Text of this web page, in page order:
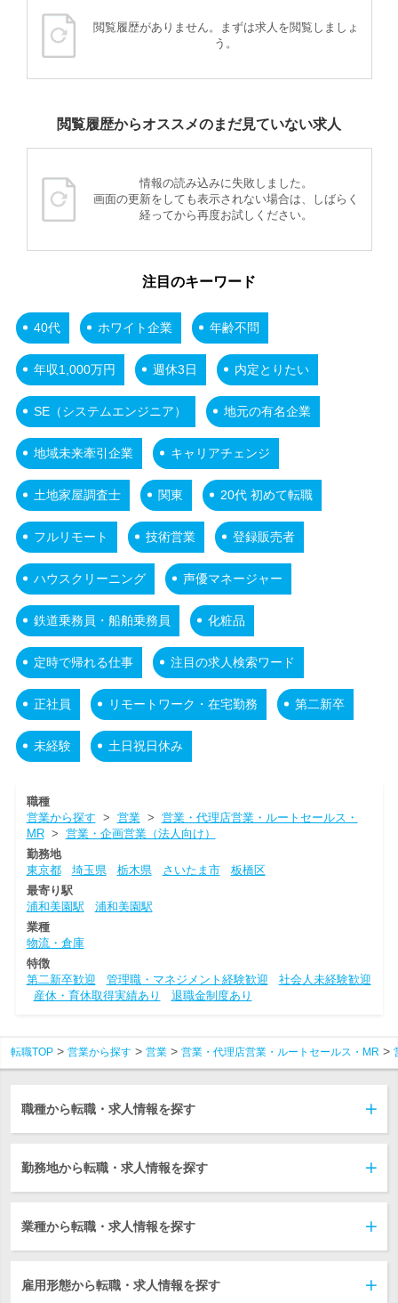
閲覧履歴がありません。まずは求人を閲覧しましょ
う。
閲覧履歴からオススメのまだ見ていない求人
情報の読み込みに失敗しました。
画面の更新をしても表示されない場合は、しばらく
経ってから再度お試しください。
注目のキーワード
40代 ホワイト企業 年齢不問
年収1,000万円 週休3日 内定とりたい
SE（システムエンジニア） 地元の有名企業
地域未来牽引企業 キャリアチェンジ
土地家屋調査士 関東 20代 初めて転職
フルリモート 技術営業 登録販売者
ハウスクリーニング 声優マネージャー
鉄道乗務員・船舶乗務員 化粧品
定時で帰れる仕事 注目の求人検索ワード
正社員 リモートワーク・在宅勤務 第二新卒
未経験 土日祝日休み
職種
営業から探す > 営業> 営業・代理店営業・ルートセールス・
MR> 営業・企画営業（法人向け）
勤務地
東京都
埼玉県 栃木県 さいたま市
板橋区
最寄り駅
浦和美園駅
浦和美園駅
業種
物流・倉庫
特徴
第二新卒歓迎
管理職・マネジメント経験歓迎
社会人未経験歓迎
産休・育休取得実績あり
退職金制度あり
転職TOP 営業から探す 営業 営業・代理店営業・ルートセールス・MR
職種から転職・求人情報を探す
勤務地から転職・求人情報を探す
業種から転職・求人情報を探す
雇用形態から転職・求人情報を探す